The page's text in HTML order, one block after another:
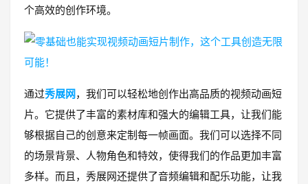
个高效的创作环境。
通过秀展网，我们可以轻松地创作出高品质的视频动画短
片。它提供了丰富的素材库和强大的编辑工具，让我们能
够根据自己的创意来定制每一帧画面。我们可以选择不同
的场景背景、人物角色和特效，使得我们的作品更加丰富
多样。而且，秀展网还提供了音频编辑和配乐功能，让我